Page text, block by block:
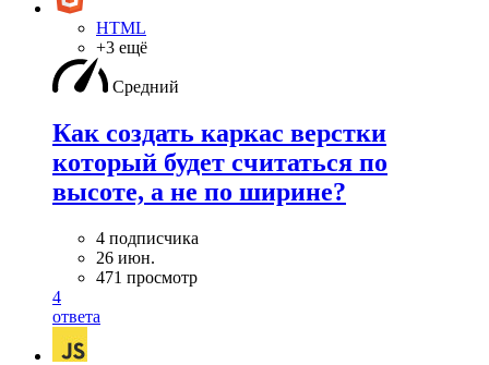
HTML
+3 ещё
Средний
Как создать каркас верстки
который будет считаться по
высоте, а не по ширине?
4 подписчика
26 июн.
471 просмотр
4
ответа